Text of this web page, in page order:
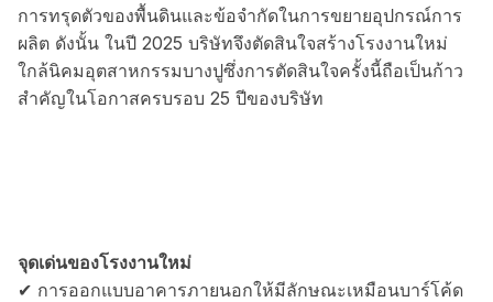
การทรุดตัวของพื้นดินและข้อจำกัดในการขยายอุปกรณ์การ
ผลิต ดังนั้น ในปี 2025 บริษัทจึงตัดสินใจสร้างโรงงานใหม่
ใกล้นิคมอุตสาหกรรมบางปูซึ่งการตัดสินใจครั้งนี้ถือเป็นก้าว
สำคัญในโอกาสครบรอบ 25 ปีของบริษัท
จุดเด่นของโรงงานใหม่
✔ การออกแบบอาคารภายนอกให้มีลักษณะเหมือนบาร์โค้ด